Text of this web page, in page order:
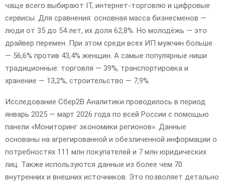
чаще всего выбирают IT, интернет-торговлю и цифровые
сервисы. Для сравнения: основная масса бизнесменов —
люди от 35 до 54 лет, их доля 62,8%. Но молодёжь — это
драйвер перемен. При этом среди всех ИП мужчин больше
— 56,6% против 43,4% женщин. А самые популярные ниши
традиционные: торговля — 39%, транспортировка и
хранение — 13,2%, строительство — 7,9%.
Исследование Сбер2В Аналитики проводилось в период
январь 2025 — март 2026 года по всей России с помощью
панели «Мониторинг экономики регионов». Данные
основаны на агрегированной и обезличенной информации о
потребностях 111 млн покупателей и 7 млн юридических
лиц. Также используются данные из более чем 70
внутренних и внешних источников. Это позволяет детально